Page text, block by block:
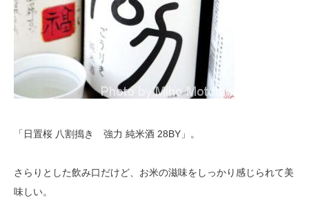
「日置桜 八割搗き 強力 純米酒 28BY」。
さらりとした飲み口だけど、お米の滋味をしっかり感じられて美
味しい。